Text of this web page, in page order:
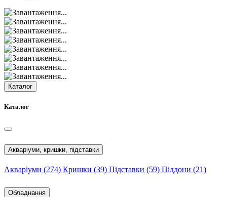
Каталог
Каталог
Акваріуми, кришки, підставки
Акваріуми (274) Кришки (39) Підставки (59) Піддони (21)
Обладнання